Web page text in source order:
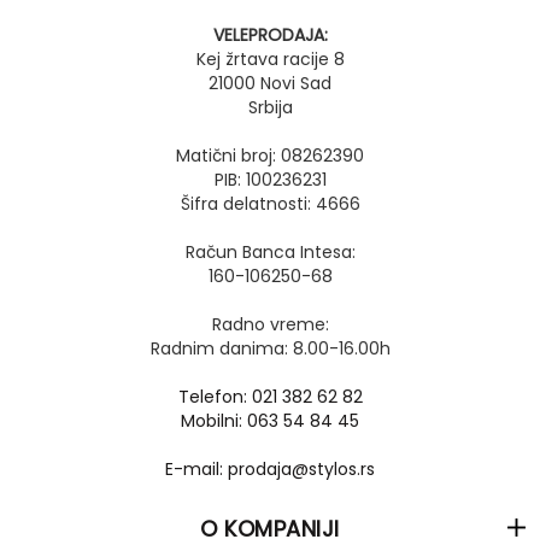
VELEPRODAJA:
Kej žrtava racije 8
21000 Novi Sad
Srbija
Matični broj: 08262390
PIB: 100236231
Šifra delatnosti: 4666
Račun Banca Intesa:
160-106250-68
Radno vreme:
Radnim danima: 8.00-16.00h
Telefon: 021 382 62 82
Mobilni: 063 54 84 45
E-mail: prodaja@stylos.rs
O KOMPANIJI